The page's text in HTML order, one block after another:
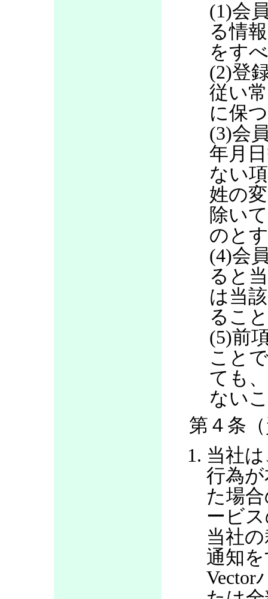
(1)会
る情
をす
(2)登
従い
に保
(3)会
年月
ない
姓の
除い
のと
(4)会
ると
は当
るこ
(5)前
こと
ても
ない
第４条
当社
行為
た場
ービ
当社
通知
Vector